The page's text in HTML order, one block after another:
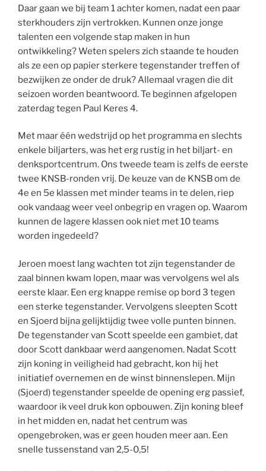
Daar gaan we bij team 1 achter komen, nadat een paar
sterkhouders zijn vertrokken. Kunnen onze jonge
talenten een volgende stap maken in hun
ontwikkeling? Weten spelers zich staande te houden
als ze een op papier sterkere tegenstander treffen of
bezwijken ze onder de druk? Allemaal vragen die dit
seizoen worden beantwoord. Te beginnen afgelopen
zaterdag tegen Paul Keres 4.
Met maar één wedstrijd op het programma en slechts
enkele biljarters, was het erg rustig in het biljart- en
denksportcentrum. Ons tweede team is zelfs de eerste
twee KNSB-ronden vrij. De keuze van de KNSB om de
4e en 5e klassen met minder teams in te delen, riep
ook vandaag weer veel onbegrip en vragen op. Waarom
kunnen de lagere klassen ook niet met 10 teams
worden ingedeeld?
Jeroen moest lang wachten tot zijn tegenstander de
zaal binnen kwam lopen, maar was vervolgens wel als
eerste klaar. Een erg knappe remise op bord 3 tegen
een sterke tegenstander. Vervolgens sleepten Scott
en Sjoerd bijna gelijktijdig twee volle punten binnen.
De tegenstander van Scott speelde een gambiet, dat
door Scott dankbaar werd aangenomen. Nadat Scott
zijn koning in veiligheid had gebracht, kon hij het
initiatief overnemen en de winst binnenslepen. Mijn
(Sjoerd) tegenstander speelde de opening erg passief,
waardoor ik veel druk kon opbouwen. Zijn koning bleef
in het midden en, nadat het centrum was
opengebroken, was er geen houden meer aan. Een
snelle tussenstand van 2,5-0,5!